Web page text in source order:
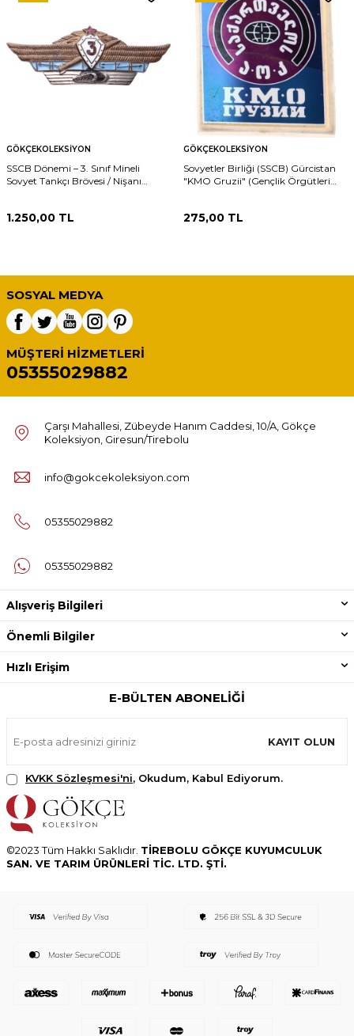
GÖKÇEKOLEKSIYON
SSCB Dönemi – 3. Sınıf Mineli
Sovyet Tankçı Brövesi / Nişanı
1.250,00 TL
GÖKÇEKOLEKSIYON
Sovyetler Birliği (SSCB) Gürcistan
"KMO Gruzii" (Gençlik Örgütleri
275,00 TL
SOSYAL MEDYA
MÜŞTERI HIZMETLERI
05355029882
Çarşı Mahallesi, Zübeyde Hanım Caddesi, 10/A, Gökçe
Koleksiyon, Giresun/Tirebolu
info@gokcekoleksiyon.com
05355029882
05355029882
Alışveriş Bilgileri
Önemli Bilgiler
Hızlı Erişim
E-BÜLTEN ABONELIĞI
KAYIT OLUN
KVKK Sözleşmesi'ni, Okudum, Kabul Ediyorum.
©2023 Tüm Hakkı Saklıdır. TİREBOLU GÖKÇE KUYUMCULUK
SAN. VE TARIM ÜRÜNLERİ TİC. LTD. ŞTİ.